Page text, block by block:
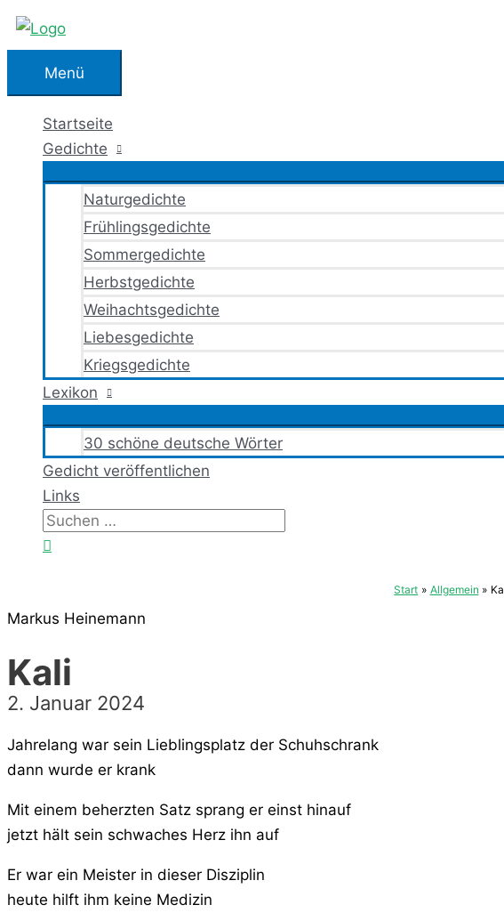
Zum
springenMenü
Menü
Startseite
Gedichte
Naturgedichte
Frühlingsgedichte
Sommergedichte
Herbstgedichte
Weihachtsgedichte
Liebesgedichte
Kriegsgedichte
Lexikon
30 schöne deutsche Wörter
Gedicht veröffentlichen
Links
Suchen
nach:
Start Allgemein
Markus Heinemann
Kali
2. Januar 2024
Jahrelang war sein Lieblingsplatz der Schuhschrank
dann wurde er krank
Mit einem beherzten Satz sprang er einst hinauf
jetzt hält sein schwaches Herz ihn auf
Er war ein Meister in dieser Disziplin
heute hilft ihm keine Medizin